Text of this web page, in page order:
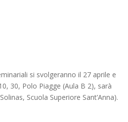
si svolgeranno il 27 aprile e
30, Polo Piagge (Aula B 2), sarà
Scuola Superiore Sant’Anna).